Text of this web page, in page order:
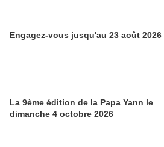
Engagez-vous jusqu'au 23 août 2026
La 9ème édition de la Papa Yann le
dimanche 4 octobre 2026